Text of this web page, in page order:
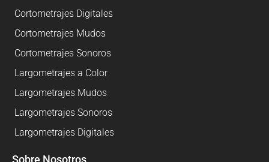
Cortometrajes Digitales
Cortometrajes Mudos
Cortometrajes Sonoros
Largometrajes a Color
Largometrajes Mudos
Largometrajes Sonoros
Largometrajes Digitales
Sobre Nosotros